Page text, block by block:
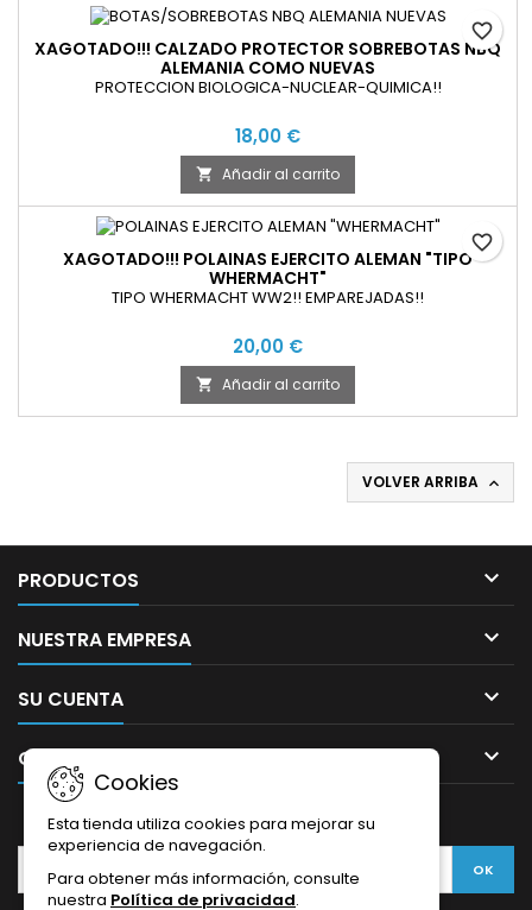
XAGOTADO!!! CALZADO PROTECTOR SOBREBOTAS NBQ
ALEMANIA COMO NUEVAS
PROTECCION BIOLOGICA-NUCLEAR-QUIMICA!!
18,00 €
 Añadir al carrito
favorite_border
XAGOTADO!!! POLAINAS EJERCITO ALEMAN "TIPO
WHERMACHT"
TIPO WHERMACHT WW2!! EMPAREJADAS!!
20,00 €
 Añadir al carrito
favorite_border
VOLVER ARRIBA 
PRODUCTOS 
NUESTRA EMPRESA 
SU CUENTA 
CONTACTO 
Cookies
Esta tienda utiliza cookies para mejorar su
experiencia de navegación.
Para obtener más información, consulte
nuestra Política de privacidad.
BOLETÍN